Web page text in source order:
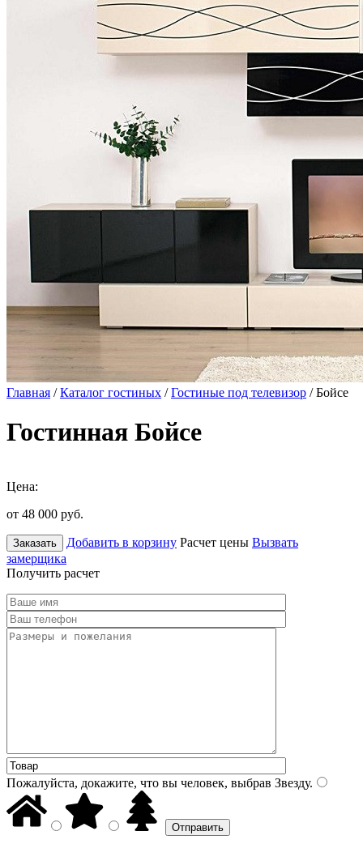
Главная /Каталог гостиных /Гостиные под телевизор / Бойсе
Гостинная Бойсе
Цена:
от 48 000 руб.
Заказать Добавить в корзину Расчет цены Вызвать
замерщика
Получить расчет
Пожалуйста, докажите, что вы человек, выбрав Звезду.